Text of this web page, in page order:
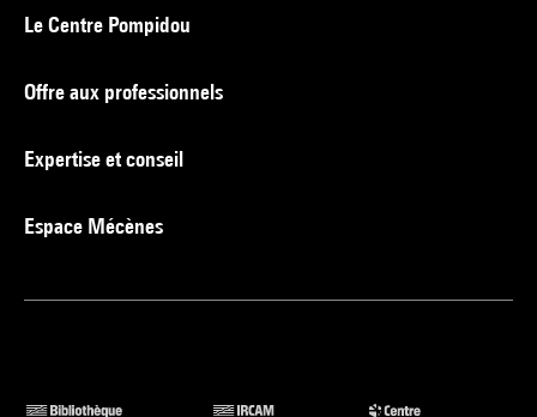
Le Centre Pompidou
Offre aux professionnels
Expertise et conseil
Espace Mécènes